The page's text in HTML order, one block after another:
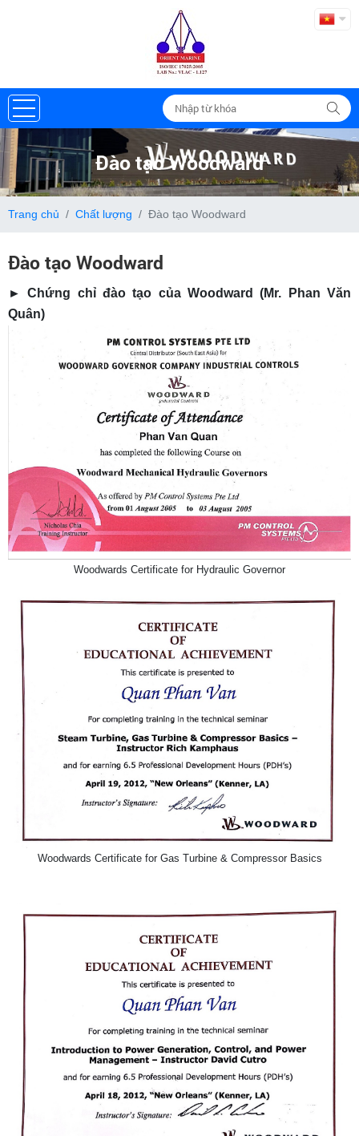
Đào tạo Woodward
Trang chủ Chất lượng Đào tạo Woodward
Đào tạo Woodward
► Chứng chỉ đào tạo của Woodward (Mr. Phan Văn
Quân)
Woodwards Certificate for Hydraulic Governor
Woodwards Certificate for Gas Turbine & Compressor Basics